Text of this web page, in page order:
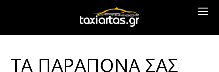
ΤΑ ΠΑΡΑΠΟΝΑ ΣΑΣ